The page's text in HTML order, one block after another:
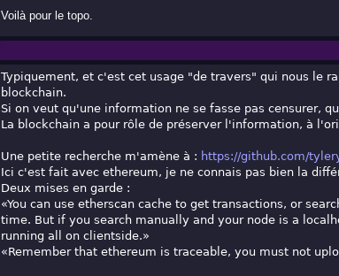
Voilà pour le topo.
Typiquement, et c'est cet usage "de travers" qui nous le
blockchain.
Si on veut qu'une information ne se fasse pas censurer,
La blockchain a pour rôle de préserver l'information, à
Une petite recherche m'amène à : https://github.com/
Ici c'est fait avec ethereum, je ne connais pas bien la
Deux mises en garde :
«You can use etherscan cache to get transactions, or
time. But if you search manually and your node is a
running all on clientside.»
«Remember that ethereum is traceable, you must not